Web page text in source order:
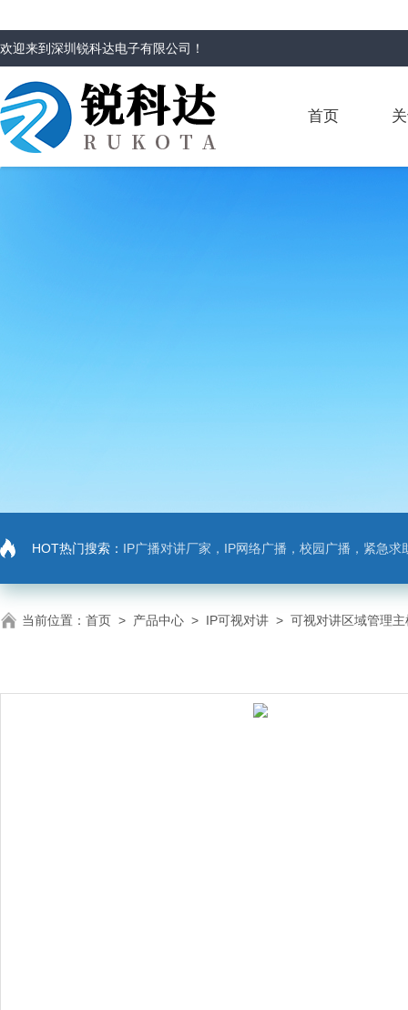
欢迎来到深圳锐科达电子有限公司 ！
首页
HOT热门搜索： IP广播对讲厂家，IP网络广播，校园广播，紧急求助，IP广播对讲系
当前位置： 首页 > 产品中心 > IP可视对讲 > 可视对讲区域管理主